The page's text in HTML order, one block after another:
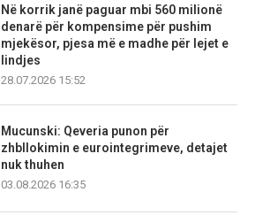
Në korrik janë paguar mbi 560 milionë
denarë për kompensime për pushim
mjekësor, pjesa më e madhe për lejet e
lindjes
28.07.2026 15:52
Mucunski: Qeveria punon për
zhbllokimin e eurointegrimeve, detajet
nuk thuhen
03.08.2026 16:35